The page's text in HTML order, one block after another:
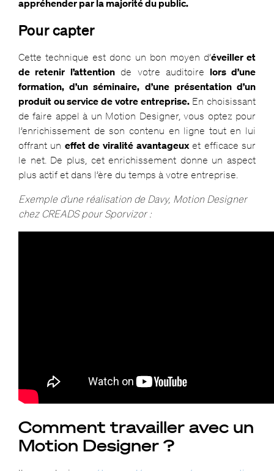
appréhender par la majorité du public.
Pour capter
Cette technique est donc un bon moyen d’éveiller et
de retenir l’attentionde votre auditoire lors d’une
formation, d’un séminaire, d’une présentation d’un
produit ou service de votre entreprise.En choisissant
de faire appel à un Motion Designer, vous optez pour
l’enrichissement de son contenu en ligne tout en lui
offrant un effet de viralité avantageuxet efficace sur
le net. De plus, cet enrichissement donne un aspect
plus actif et dans l’ère du temps à votre entreprise.
Exemple d’une réalisation de Davy, Motion Designer
chez CREADS pour Sporvizor :
Comment travailler avec un
Motion Designer ?